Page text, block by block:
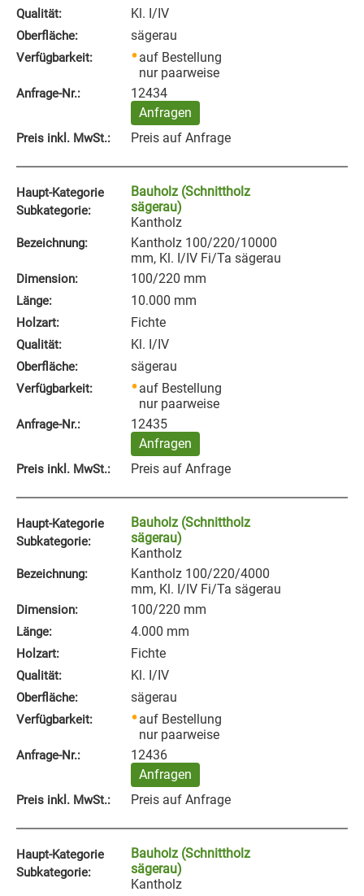
Qualität: Kl. I/IV
Oberfläche: sägerau
Verfügbarkeit:
auf Bestellung
nur paarweise
Anfrage‑Nr.:
12434
Anfragen
Preis inkl. MwSt.: Preis auf Anfrage
Haupt-Kategorie
Subkategorie:
Bauholz (Schnittholz
sägerau)
Kantholz
Bezeichnung:
Kantholz 100/220/10000
mm, Kl. I/IV Fi/Ta sägerau
Dimension: 100/220 mm
Länge: 10.000 mm
Holzart: Fichte
Qualität: Kl. I/IV
Oberfläche: sägerau
Verfügbarkeit:
auf Bestellung
nur paarweise
Anfrage‑Nr.:
12435
Anfragen
Preis inkl. MwSt.: Preis auf Anfrage
Haupt-Kategorie
Subkategorie:
Bauholz (Schnittholz
sägerau)
Kantholz
Bezeichnung:
Kantholz 100/220/4000
mm, Kl. I/IV Fi/Ta sägerau
Dimension: 100/220 mm
Länge: 4.000 mm
Holzart: Fichte
Qualität: Kl. I/IV
Oberfläche: sägerau
Verfügbarkeit:
auf Bestellung
nur paarweise
Anfrage‑Nr.:
12436
Anfragen
Preis inkl. MwSt.: Preis auf Anfrage
Haupt-Kategorie
Subkategorie:
Bauholz (Schnittholz
sägerau)
Kantholz